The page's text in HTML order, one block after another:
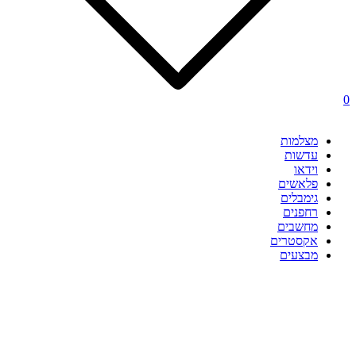
0
מצלמות
עדשות
וידאו
פלאשים
גימבלים
רחפנים
מחשבים
אקסטרים
מבצעים